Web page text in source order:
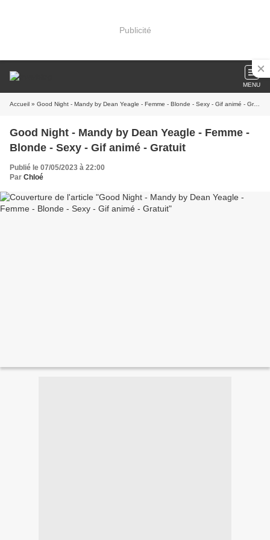
Publicité
MENU
Accueil » Good Night - Mandy by Dean Yeagle - Femme - Blonde - Sexy - Gif animé - Gratuit
Good Night - Mandy by Dean Yeagle - Femme -
Blonde - Sexy - Gif animé - Gratuit
Publié le 07/05/2023 à 22:00
Par Chloé